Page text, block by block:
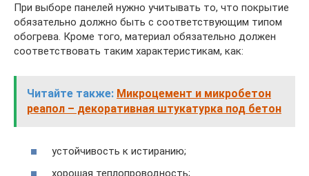
При выборе панелей нужно учитывать то, что покрытие
обязательно должно быть с соответствующим типом
обогрева. Кроме того, материал обязательно должен
соответствовать таким характеристикам, как:
Читайте также: Микроцемент и микробетон
реапол – декоративная штукатурка под бетон
устойчивость к истиранию;
хорошая теплопроводность;